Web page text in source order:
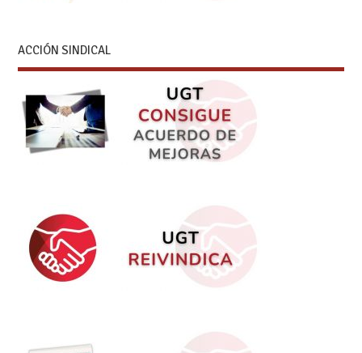
ACCIÓN SINDICAL